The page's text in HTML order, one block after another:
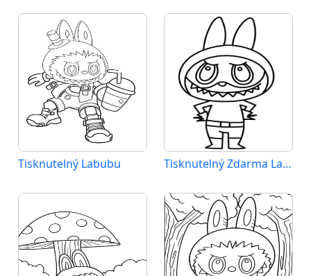
Tisknutelný Labubu Tisknutelný Zdarma Labubu